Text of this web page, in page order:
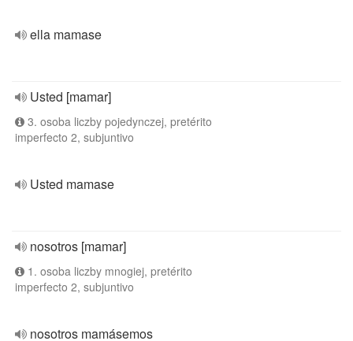
ella mamase
Usted [mamar]
3. osoba liczby pojedynczej, pretérito
imperfecto 2, subjuntivo
Usted mamase
nosotros [mamar]
1. osoba liczby mnogiej, pretérito
imperfecto 2, subjuntivo
nosotros mamásemos